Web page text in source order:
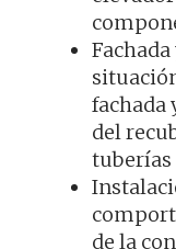
fachada
del
tuberías
de la